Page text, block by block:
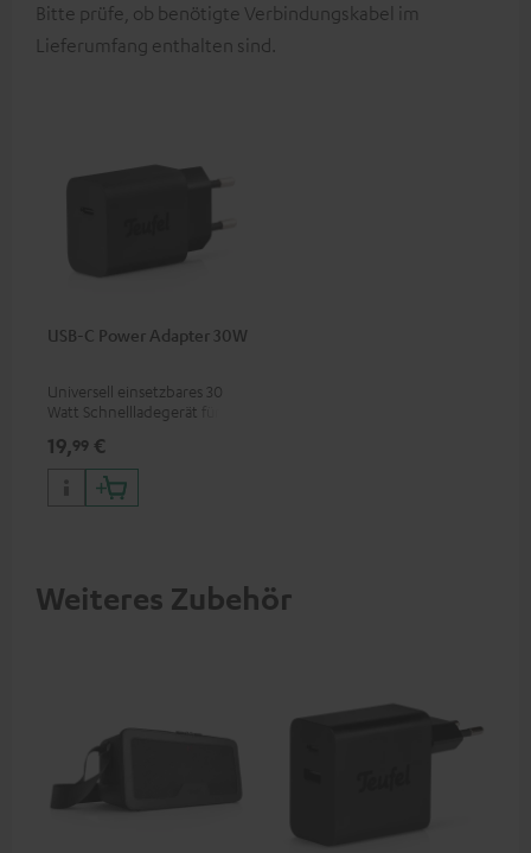
Bitte prüfe, ob benötigte Verbindungskabel im
Lieferumfang enthalten sind.
USB-C Power Adapter 30W
Universell einsetzbares 30
Watt Schnellladegerät für
Apple iPhones, Android
Smartphones, Tablets und
Geräte mit USB-C-Anschluss
19,99 €
Weiteres Zubehör